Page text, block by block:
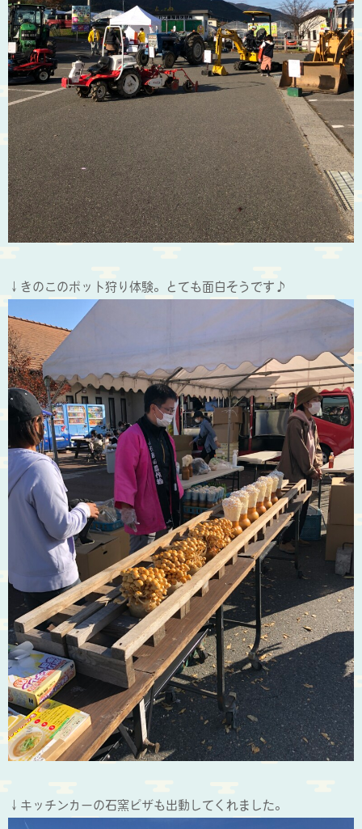
↓きのこのポット狩り体験。とても面白そうです♪
↓キッチンカーの石窯ピザも出動してくれました。